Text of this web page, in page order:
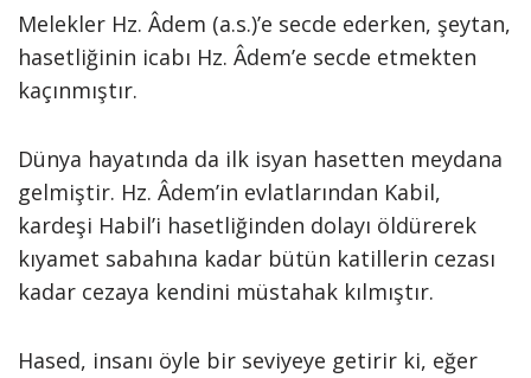
Melekler Hz. Âdem (a.s.)’e secde ederken, şeytan,
hasetliğinin icabı Hz. Âdem’e secde etmekten
kaçınmıştır.
Dünya hayatında da ilk isyan hasetten meydana
gelmiştir. Hz. Âdem’in evlatlarından Kabil,
kardeşi Habil’i hasetliğinden dolayı öldürerek
kıyamet sabahına kadar bütün katillerin cezası
kadar cezaya kendini müstahak kılmıştır.
Hased, insanı öyle bir seviyeye getirir ki, eğer